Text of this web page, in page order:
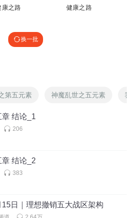
康之路 健康之路
换一批
第五元素 神魔乱世之五元素 我
结论_1
206
结论_2
383
日｜理想撤销五大战区架构